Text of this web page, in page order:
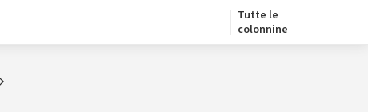
Tutte le
colonnine